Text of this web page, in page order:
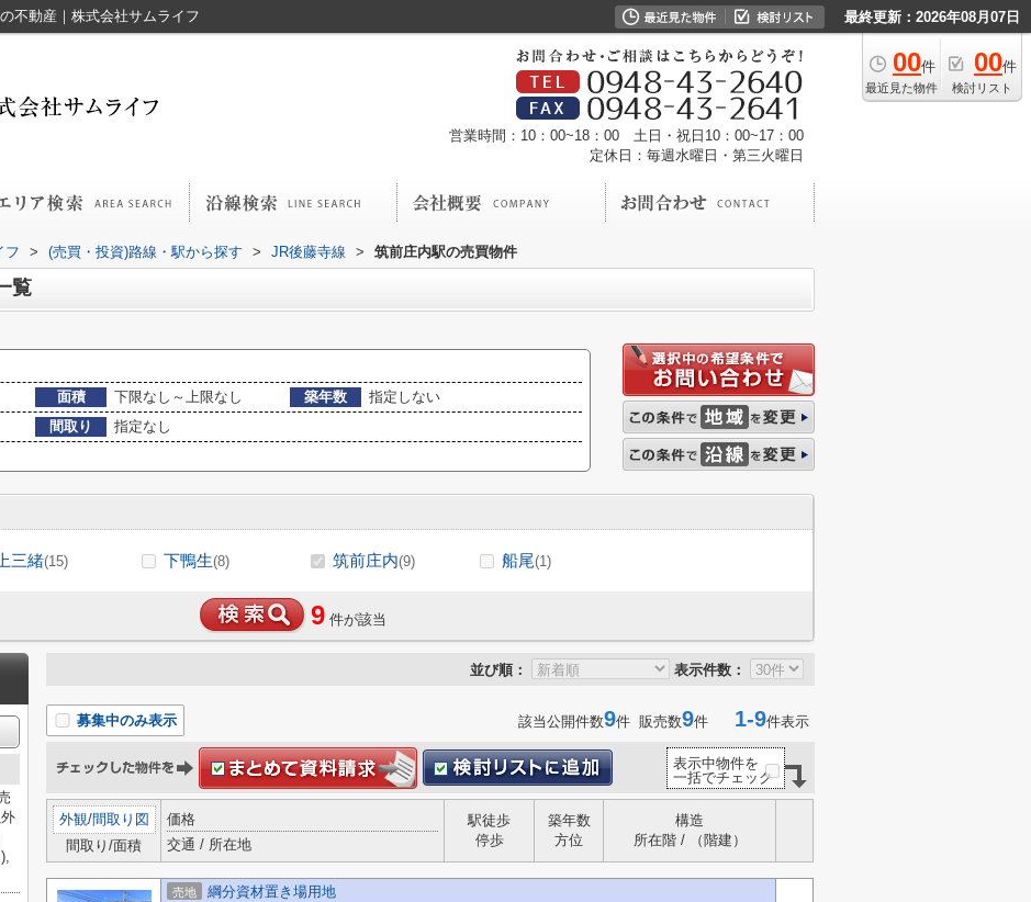
不動産｜株式会社サムライフ 最終更新：2026年08月07日
00件
最近見た物件
00件
検討リスト
営業時間：10：00~18：00 土日・祝日10：00~17：00
定休日：毎週水曜日・第三火曜日
フ > (売買・投資)路線・駅から探す > JR後藤寺線 > 筑前庄内駅の売買物件
覧
面積 下限なし～上限なし 築年数
指定しない
間取り
指定なし
上三緒(15) 下鴨生(8) 筑前庄内(9) 船尾(1)
9 件が該当
並び順： 表示件数：
募集中のみ表示 該当公開件数9件 販売数9件 1-9件表示
表示中物件を
一括でチェック
外観/間取り図
間取り/面積
価格
交通 / 所在地
駅徒歩
停歩
築年数
方位
構造
所在階 / （階建）
売地 綱分資材置き場用地